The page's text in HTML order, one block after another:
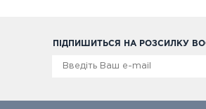
ПІДПИШИТЬСЯ НА РОЗСИЛКУ